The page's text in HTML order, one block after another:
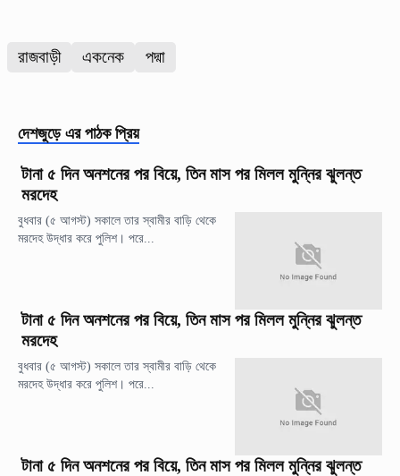
রাজবাড়ী একনেক পদ্মা
দেশজুড়ে এর পাঠক প্রিয়
টানা ৫ দিন অনশনের পর বিয়ে, তিন মাস পর মিলল মুন্নির ঝুলন্ত
মরদেহ
বুধবার (৫ আগস্ট) সকালে তার স্বামীর বাড়ি থেকে
মরদেহ উদ্ধার করে পুলিশ। পরে...
টানা ৫ দিন অনশনের পর বিয়ে, তিন মাস পর মিলল মুন্নির ঝুলন্ত
মরদেহ
বুধবার (৫ আগস্ট) সকালে তার স্বামীর বাড়ি থেকে
মরদেহ উদ্ধার করে পুলিশ। পরে...
টানা ৫ দিন অনশনের পর বিয়ে, তিন মাস পর মিলল মুন্নির ঝুলন্ত